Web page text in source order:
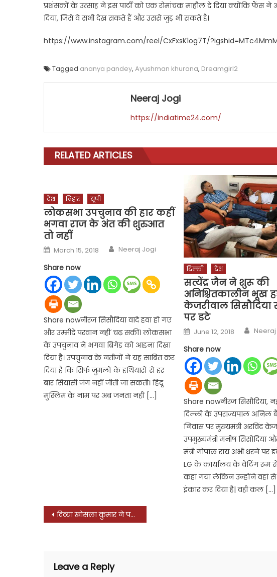
प्रशंसकों के उत्साह ने इस पार्टी को एक रोमांचक माहौल दे दिया क्योंकि
दिया, जिसे वे सभी देख सकते हैं और उससे जुड़ भी सकते हैं।
https://www.instagram.com/reel/CxFxsK1og7T/
Tagged ananya pandey, Ayushman khurana, Dreamgirl2
Neeraj Jogi
https://indiatime24.com/
RELATED ARTICLES
देश बिहार यूपी
लोकसभा उपचुनाव की हार कहीं
भगवा राज के अंत की शुरुआत
तो नहीं
Posted
on
March 15, 2018 Author
Neeraj Jogi
Share now
Share nowनीरज सिसौदिया वादे हवा हो गए
और उम्मीदें परवान नहीं चढ़ सकीं। लोकसभा
के उपचुनाव ने भगवा ब्रिगेड को आइना दिखा
दिया है। उपचुनाव के नतीजों ने यह साबित कर
दिया है कि सिर्फ जुमलों के हथियारों से हर
बार सियासी जंग नहीं जीती जा सकती। हिंदू
मुस्लिम के नाम पर अब जनता नहीं […]
दिल्ली देश
सत्येंद्र जैन ने शुरू की
अनिश्चितकालीन भूख
केजरीवाल
पर डटे
Posted
on
June 12, 2018 Author
Share now
Share nowनीरज सिसौदिया,
दिल्ली के उपराज्यपाल अनिल
निवास पर मुख्यमंत्री अरविंद
उपमुख्यमंत्री मनीष सिसोदिया
मंत्री गोपाल राय अभी धरने पर
LG के कार्यालय के वेटिंग रूम
कहा गया लेकिन उन्होंने वहां
इंकार कर दिया है| वही कल […]
Post
दिव्या खोसला कुमार ने पहना 15 किलो का लहंगा, कड़कती धूप में करनी पड़ी शूटिंग, जानिये कौन सी फिल्म में मचाने जा रही हैं धमाल?
Leave a Reply